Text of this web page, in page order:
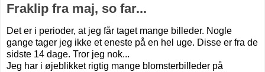
Fraklip fra maj, so far...
Det er i perioder, at jeg får taget mange billeder. Nogle
gange tager jeg ikke et eneste på en hel uge. Disse er fra de
sidste 14 dage. Tror jeg nok...
Jeg har i øjeblikket rigtig mange blomsterbilleder på